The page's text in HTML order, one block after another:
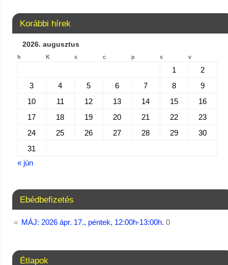
Korábbi hírek
2026. augusztus
h K s c p s v
1
2
3
4 5 6 7 8
9
10
11 12 13 14 15
16
17
18 19 20 21 22
23
24
25 26 27 28 29
30
31
« jún
Ebédbefizetés
MÁJ: 2026 ápr. 17., péntek, 12:00h-13:00h. 0
Étlapok